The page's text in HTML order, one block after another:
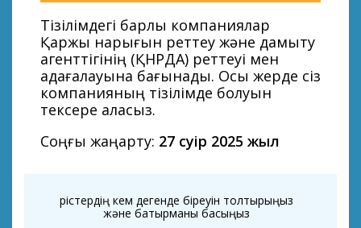
Тізілімдегі барлық компаниялар
Қаржы нарығын реттеу және дамыту
агенттігінің (ҚНРДА) реттеуі мен
қадағалауына бағынады. Осы жерде сіз
компанияның тізілімде болуын
тексере аласыз.
Соңғы жаңарту: 27 сәуір 2025 жыл
Өрістердің кем дегенде біреуін толтырыңыз
және батырманы басыңыз